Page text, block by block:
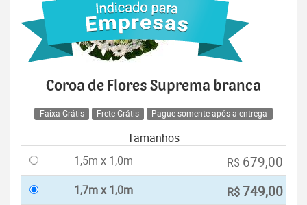
Coroa de Flores Suprema branca
Faixa Grátis Frete Grátis Pague somente após a entrega
Tamanhos
1,5m x 1,0m
R$ 679,00
1,7m x 1,0m R$749,00